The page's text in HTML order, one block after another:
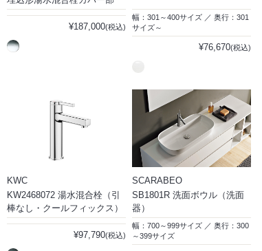
¥187,000(税込)
幅：301～400サイズ ／ 奥行：301
サイズ～
¥76,670(税込)
KWC
KW2468072 湯水混合栓（引
棒なし・クールフィックス）
¥97,790(税込)
SCARABEO
SB1801R 洗面ボウル（洗面
器）
幅：700～999サイズ ／ 奥行：300
～399サイズ